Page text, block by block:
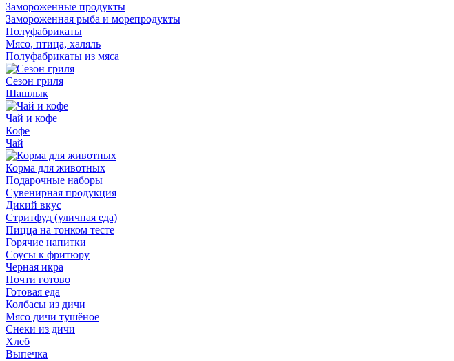
Замороженные продукты
Замороженная рыба и морепродукты
Полуфабрикаты
Мясо, птица, халяль
Полуфабрикаты из мяса
Сезон гриля
Шашлык
Чай и кофе
Кофе
Чай
Корма для животных
Подарочные наборы
Сувенирная продукция
Дикий вкус
Стритфуд (уличная еда)
Пицца на тонком тесте
Горячие напитки
Соусы к фритюру
Черная икра
Почти готово
Готовая еда
Колбасы из дичи
Мясо дичи тушёное
Снеки из дичи
Хлеб
Выпечка